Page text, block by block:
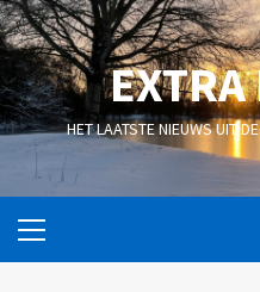
HET LAATSTE NIEUWS UIT